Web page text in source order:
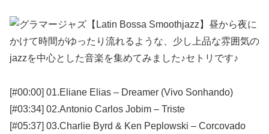
昼から夜に
かけて時間がゆったり流れるような、少し上品な雰囲気の
jazzを中心とした音楽を集めてみました♪セトリです♪
[#00:00] 01.Eliane Elias – Dreamer (Vivo Sonhando)
[#03:34] 02.Antonio Carlos Jobim – Triste
[#05:37] 03.Charlie Byrd & Ken Peplowski – Corcovado